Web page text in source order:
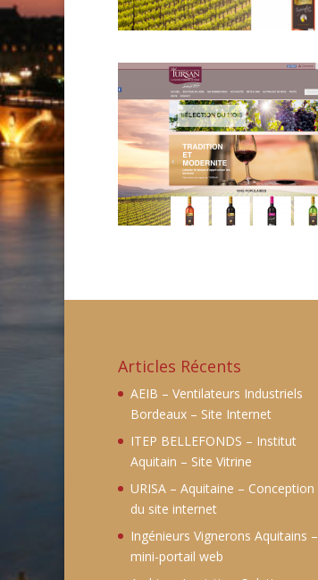
Articles Récents
AEIB – Ventilateurs Industriels
Bordeaux – Site Internet
ITEP BELLEFONDS – Institut
Aquitain – Site Vitrine
URISA – Aquitaine – Conception
du site internet
Ingénieurs Vignerons Aquitains –
mini-portail web